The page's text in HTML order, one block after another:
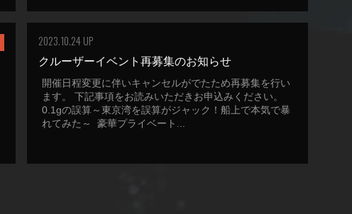
2023.10.24 UP
クルーザーイベント再募集のお知らせ
開催日程変更に伴いキャンセルがでたため再募集を行い
ます。 下記事項をお読みいただきお申込みください。
0.1gの誤算～東京湾を誤算がジャック！船上で本気で暴
れてみた～ 豪華プライベート...